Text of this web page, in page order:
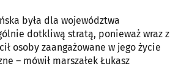
była dla województwa
dotkliwą stratą, ponieważ wraz z
osoby zaangażowane w jego życie
– mówił marszałek Łukasz